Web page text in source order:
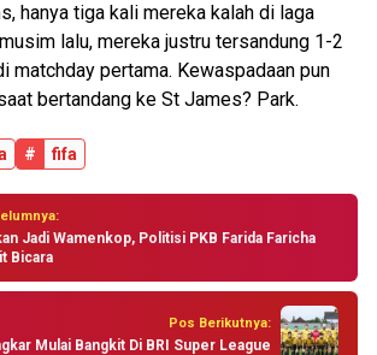
hanya tiga kali mereka kalah di laga
lalu, mereka justru tersandung 1-2
matchday pertama. Kewaspadaan pun
bertandang ke St James? Park.
# fifa
Jadi Wamenkop, Politisi PKB Farida Faricha
Bicara
Pos Berikutnya:
Mulai Bangkit Di BRI Super League